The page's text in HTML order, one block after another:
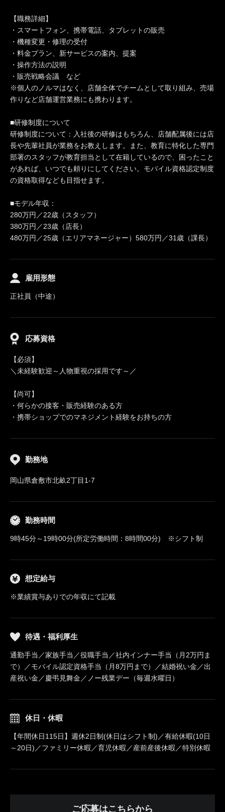
【職務詳細】
・スマートフォン、携帯電話、タブレットの販売
・機種変更・修理の受付
・料金プラン、新サービスの案内、提案
・操作方法の説明
・販売戦略会議 など
※個人のノルマはなく、店舗全体でチームとして取り組み、売場
作りなど店舗運営業務にも携わります。
■研修制度について
研修制度について：入社後の研修はもちろん、店舗配属後には店
長や先輩社員が業務をお教えします。また、教育に特化した専門
部署のスタッフが教育担当として在籍しているので、困ったこと
があれば、いつでも頼りにしてください。モバイル資格認定制度
の資格取得なども目指せます。
■モデル年収：
280万円／22歳（スタッフ）
380万円／23歳（店長）
480万円／25歳（エリアマネージャー）580万円／31歳（課長）
雇用形態
正社員（中途）
応募資格
【必須】
＼未経験歓迎～人物重視の採用です～／
【尚可】
・何らかの接客・販売経験のある方
・携帯ショップでのマネジメント経験をお持ちの方
勤務地
岡山県倉敷市北畝2丁目1-7
勤務時間
9時45分～19時00分(所定労働時間：8時間00分) ※シフト制
想定給与
※業績賞与ありでの年収にて記載
待遇・福利厚生
通勤手当／家族手当／役職手当／社内インナー手当（月2万円ま
で）／モバイル認定資格手当（月8万円まで）／結婚祝い金／出
産祝い金／慶弔見舞金／ノー残業デー（毎週水曜日）
休日・休暇
【年間休日115日】週休2日制(休日はシフト制)／有給休暇(10日
～20日)／ファミリー休暇／育児休暇／産前産後休暇／特別休暇
ご応募はこちらから